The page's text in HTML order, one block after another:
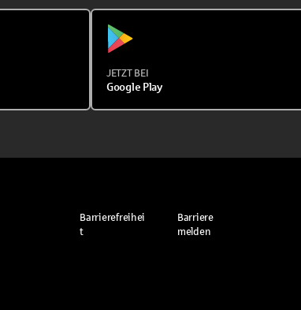
JETZT BEI
Google Play
Barrierefreihei
t
Barriere
melden